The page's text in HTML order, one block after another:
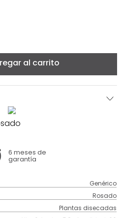
al carrito
6 meses de
garantía
Genérico
Rosado
Plantas disecadas